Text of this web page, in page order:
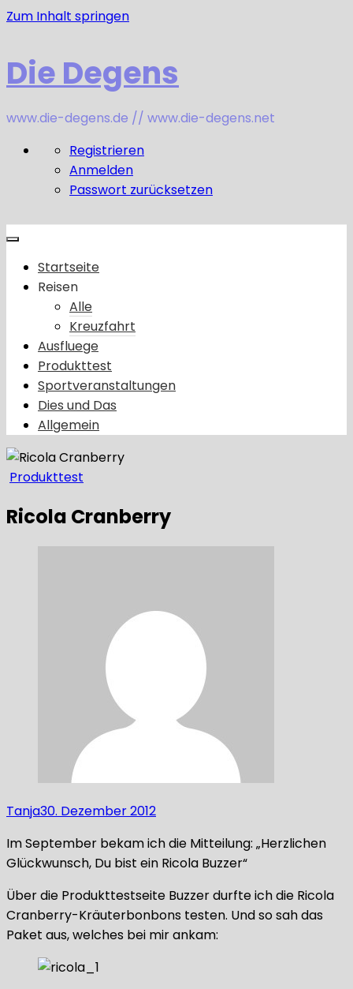
Zum Inhalt springen
Die Degens
www.die-degens.de // www.die-degens.net
Registrieren
Anmelden
Passwort zurücksetzen
Startseite
Reisen
Alle
Kreuzfahrt
Ausfluege
Produkttest
Sportveranstaltungen
Dies und Das
Allgemein
Produkttest
Ricola Cranberry
Tanja30. Dezember 2012
Im September bekam ich die Mitteilung: „Herzlichen
Glückwunsch, Du bist ein Ricola Buzzer“
Über die Produkttestseite Buzzer durfte ich die Ricola
Cranberry-Kräuterbonbons testen. Und so sah das
Paket aus, welches bei mir ankam: